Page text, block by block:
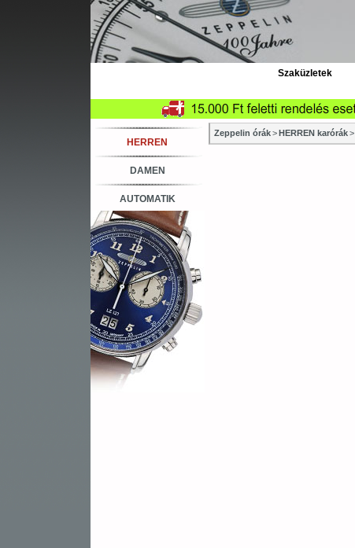
Szaküzletek
HERREN
DAMEN
AUTOMATIK
Zeppelin órák > HERREN karórák >